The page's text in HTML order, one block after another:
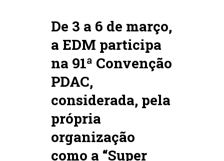
De 3 a 6 de março,
a EDM participa
na 91ª Convenção
PDAC,
considerada, pela
própria
organização
como a “Super